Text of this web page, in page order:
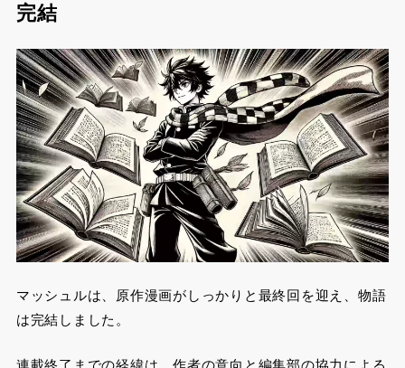
完結
マッシュルは、原作漫画がしっかりと最終回を迎え、物語
は完結しました。
連載終了までの経緯は、作者の意向と編集部の協力による